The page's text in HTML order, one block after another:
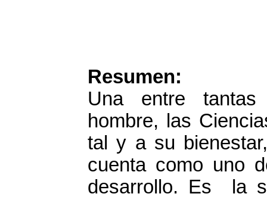
Resumen:
Una entre
hombre, las
tal y a su
cuenta como uno
desarrollo. Es la